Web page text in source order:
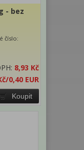
- bez
číslo:
8,93 Kč
/0,40 EUR
Koupit